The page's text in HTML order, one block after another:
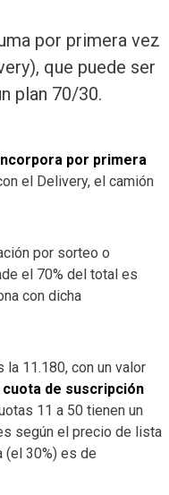
por primera vez
que puede ser
plan 70/30.
por primera
el Delivery, el camión
por sorteo o
el 70% del total es
con dicha
11.180, con un valor
cuota de suscripción
11 a 50 tienen un
según el precio de lista
(el 30%) es de